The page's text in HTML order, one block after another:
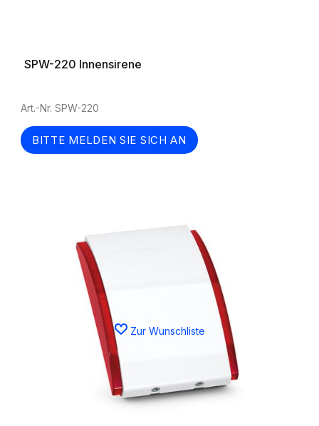
SPW-220 Innensirene
Art.-Nr. SPW-220
BITTE MELDEN SIE SICH AN
Zur Wunschliste